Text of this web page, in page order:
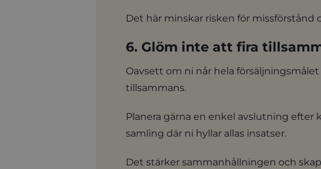
Det här minskar risken för missförstånd
6. Glöm inte att fira
Oavsett om ni når hela
tillsammans.
Planera gärna en enkel avslutning
samling där ni hyllar allas insatser.
Det stärker sammanhållningen och